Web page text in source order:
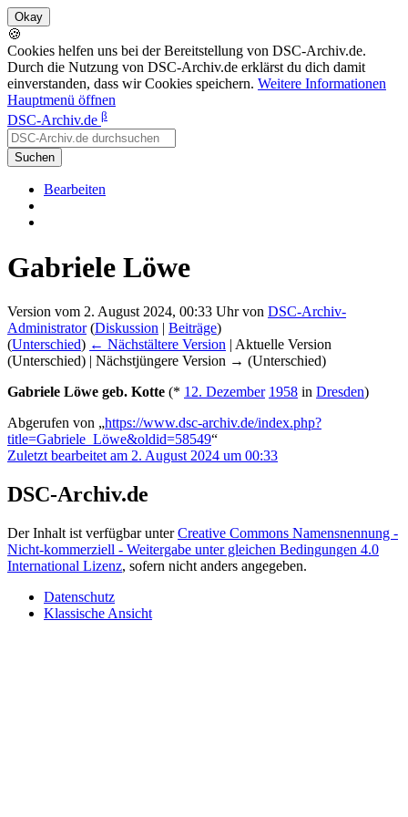
🍪
Cookies helfen uns bei der Bereitstellung von DSC-Archiv.de.
Durch die Nutzung von DSC-Archiv.de erklärst du dich damit
einverstanden, dass wir Cookies speichern. Weitere Informationen
Hauptmenü öffnen
DSC-Archiv.de β
Suchen
Bearbeiten
Gabriele Löwe
Version vom 2. August 2024, 00:33 Uhr von DSC-Archiv-
Administrator (Diskussion | Beiträge)
(Unterschied) ← Nächstältere Version | Aktuelle Version
(Unterschied) | Nächstjüngere Version → (Unterschied)
Gabriele Löwe geb. Kotte (* 12. Dezember 1958 in Dresden)
Abgerufen von „https://www.dsc-archiv.de/index.php?
title=Gabriele_Löwe&oldid=58549“
Zuletzt bearbeitet am 2. August 2024 um 00:33
DSC-Archiv.de
Der Inhalt ist verfügbar unterCreative Commons Namensnennung -
Nicht-kommerziell - Weitergabe unter gleichen Bedingungen 4.0
International Lizenz, sofern nicht anders angegeben.
Datenschutz
Klassische Ansicht